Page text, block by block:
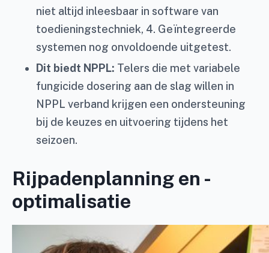
niet altijd inleesbaar in software van
toedieningstechniek, 4. Geïntegreerde
systemen nog onvoldoende uitgetest.
Dit biedt NPPL: Telers die met variabele
fungicide dosering aan de slag willen in
NPPL verband krijgen een ondersteuning
bij de keuzes en uitvoering tijdens het
seizoen.
Rijpadenplanning en -
optimalisatie